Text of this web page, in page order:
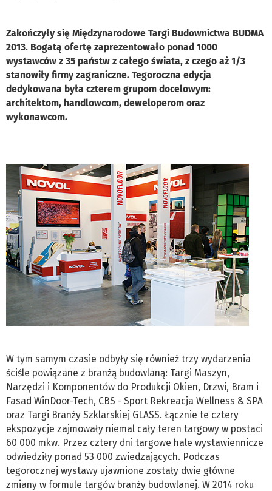
Zakończyły się Międzynarodowe Targi Budownictwa BUDMA
2013. Bogatą ofertę zaprezentowało ponad 1000
wystawców z 35 państw z całego świata, z czego aż 1/3
stanowiły firmy zagraniczne. Tegoroczna edycja
dedykowana była czterem grupom docelowym:
architektom, handlowcom, deweloperom oraz
wykonawcom.
W tym samym czasie odbyły się również trzy wydarzenia
ściśle powiązane z branżą budowlaną: Targi Maszyn,
Narzędzi i Komponentów do Produkcji Okien, Drzwi, Bram i
Fasad WinDoor-Tech, CBS - Sport Rekreacja Wellness & SPA
oraz Targi Branży Szklarskiej GLASS. Łącznie te cztery
ekspozycje zajmowały niemal cały teren targowy w postaci
60 000 mkw. Przez cztery dni targowe hale wystawiennicze
odwiedziły ponad 53 000 zwiedzających. Podczas
tegorocznej wystawy ujawnione zostały dwie główne
zmiany w formule targów branży budowlanej. W 2014 roku